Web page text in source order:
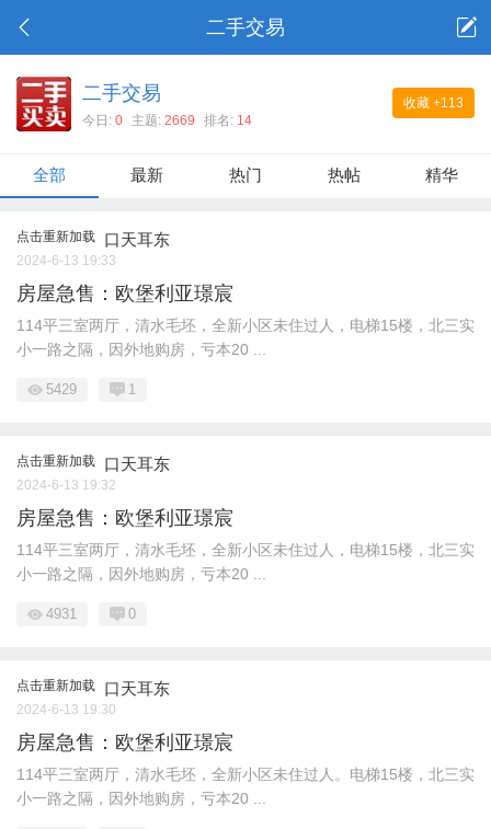
二手交易
收藏 +113
二手交易
今日: 0 主题: 2669 排名: 14
全部 最新 热门 热帖 精华
点击重新加载 口天耳东
2024-6-13 19:33
房屋急售：欧堡利亚璟宸
114平三室两厅，清水毛坯，全新小区未住过人，电梯15楼，北三实
小一路之隔，因外地购房，亏本20 ...
5429 1
点击重新加载 口天耳东
2024-6-13 19:32
房屋急售：欧堡利亚璟宸
114平三室两厅，清水毛坯，全新小区未住过人，电梯15楼，北三实
小一路之隔，因外地购房，亏本20 ...
4931 0
点击重新加载 口天耳东
2024-6-13 19:30
房屋急售：欧堡利亚璟宸
114平三室两厅，清水毛坯，全新小区未住过人。电梯15楼，北三实
小一路之隔，因外地购房，亏本20 ...